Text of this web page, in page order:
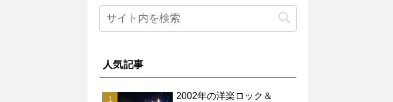
人気記事
2002年の洋楽ロック＆